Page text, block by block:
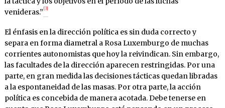
venideras.” [3]
El énfasis en la dirección política es sin duda correcto y
separa en forma diametral a Rosa Luxemburgo de muchas
corrientes autonomistas que hoy la reivindican. Sin embargo,
las facultades de la dirección aparecen restringidas. Por una
parte, en gran medida las decisiones tácticas quedan libradas
a la espontaneidad de las masas. Por otra parte, la acción
política es concebida de manera acotada. Debe tenerse en